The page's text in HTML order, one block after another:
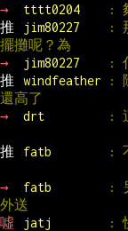
→
tttt0204
:
推
jim80227
:
擺攤呢？為
→
jim80227
:
推
windfeather
:
還高了
→
drt :
推 fatb :
→ fatb
:
外送
噓
jatj
: